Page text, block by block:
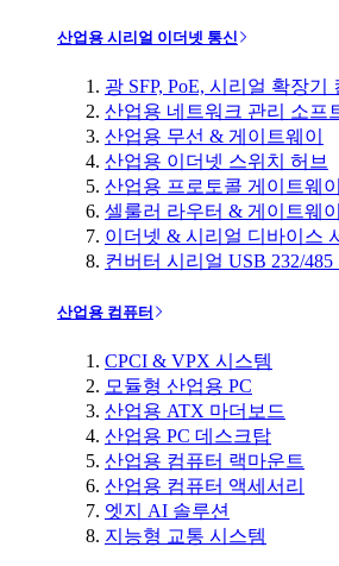
산업용 시리얼 이더넷 통신
광 SFP, PoE, 시리얼 확장기
산업용 네트워크 관리 소프
산업용 무선 & 게이트웨이
산업용 이더넷 스위치 허브
산업용 프로토콜 게이트웨이
셀룰러 라우터 & 게이트웨이
이더넷 & 시리얼 디바이스
컨버터 시리얼 USB 232/485
산업용 컴퓨터
CPCI & VPX 시스템
모듈형 산업용 PC
산업용 ATX 마더보드
산업용 PC 데스크탑
산업용 컴퓨터 랙마운트
산업용 컴퓨터 액세서리
엣지 AI 솔루션
지능형 교통 시스템